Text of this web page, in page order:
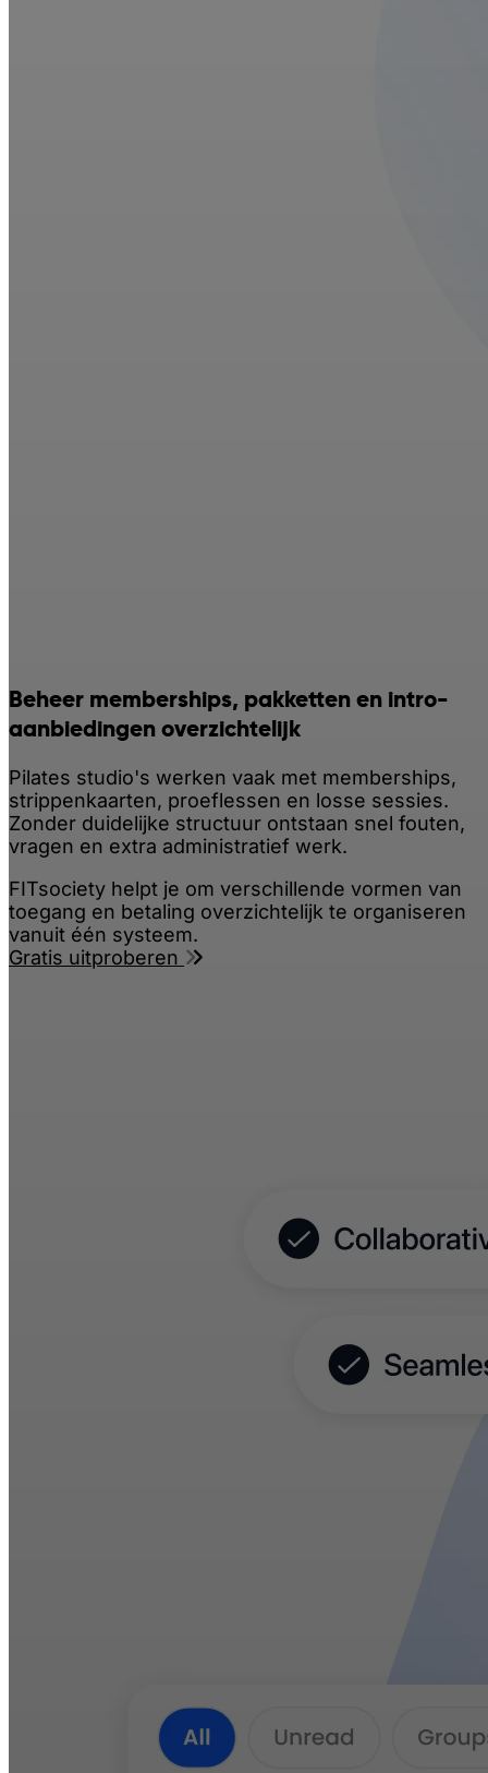
Beheer memberships, pakketten en intro-
aanbiedingen overzichtelijk
Pilates studio's werken vaak met memberships,
strippenkaarten, proeflessen en losse sessies.
Zonder duidelijke structuur ontstaan snel fouten,
vragen en extra administratief werk.
FITsociety helpt je om verschillende vormen van
toegang en betaling overzichtelijk te organiseren
vanuit één systeem.
Gratis uitproberen